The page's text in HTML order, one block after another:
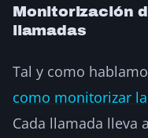
Monitorización
llamadas
Tal y como
como monitorizar
Cada llamada lleva